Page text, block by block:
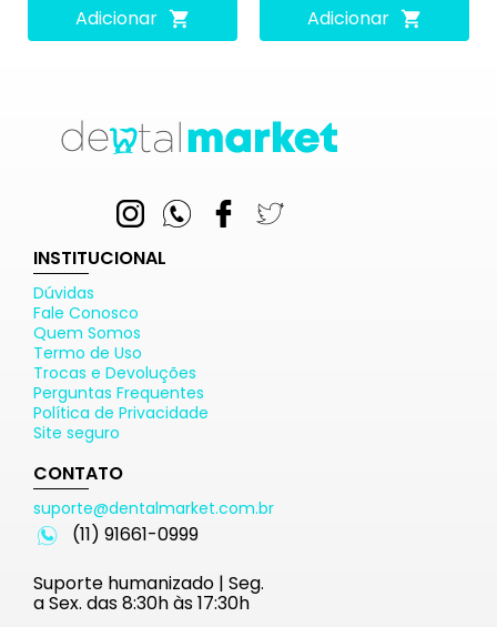
Adicionar
Adicionar
INSTITUCIONAL
Dúvidas
Fale Conosco
Quem Somos
Termo de Uso
Trocas e Devoluções
Perguntas Frequentes
Política de Privacidade
Site seguro
CONTATO
suporte@dentalmarket.com.br
(11) 91661-0999
Suporte humanizado | Seg.
a Sex. das 8:30h às 17:30h